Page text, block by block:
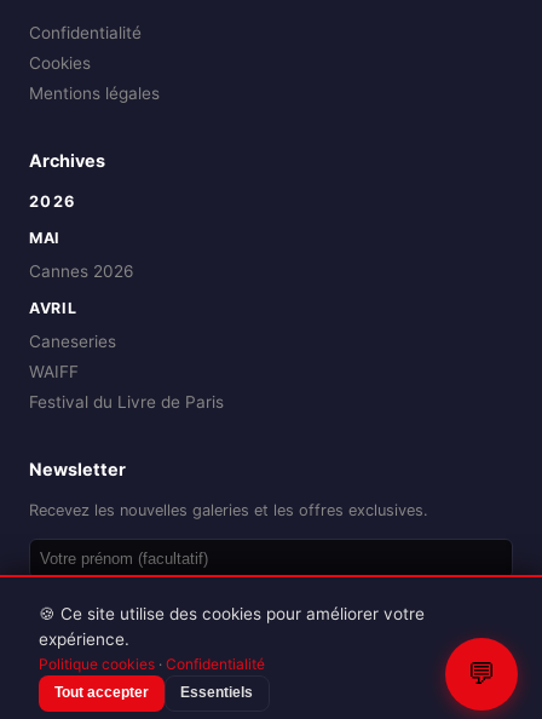
Confidentialité
Cookies
Mentions légales
Archives
2026
MAI
Cannes 2026
AVRIL
Caneseries
WAIFF
Festival du Livre de Paris
Newsletter
Recevez les nouvelles galeries et les offres exclusives.
Reproduction interdite sans autorisation.
💬
🍪 Ce site utilise des cookies pour améliorer votre
expérience.
Politique cookies · Confidentialité
Tout accepter Essentiels